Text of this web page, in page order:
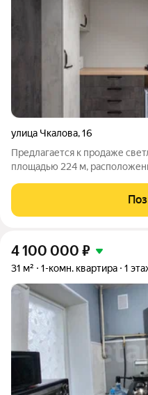
улица Чкалова,16
Предлагается к продаже
площадью 224 м,
занимает два этажа и
жизни большой семьи.
4 100 000 ₽
31 м² 1-комн. квартира 1